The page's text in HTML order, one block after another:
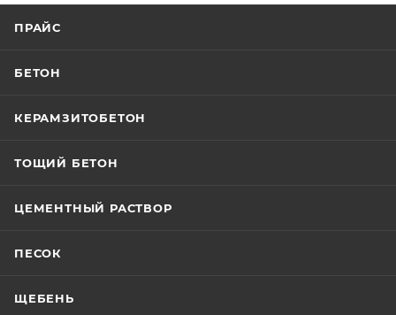
ПРАЙС
БЕТОН
КЕРАМЗИТОБЕТОН
ТОЩИЙ БЕТОН
ЦЕМЕНТНЫЙ РАСТВОР
ПЕСОК
ЩЕБЕНЬ